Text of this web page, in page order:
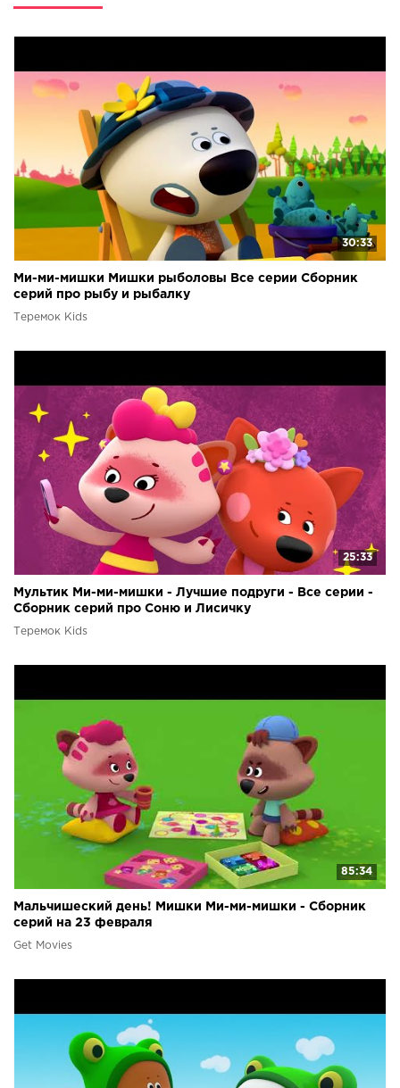
30:33
Ми-ми-мишки Мишки рыболовы Все серии Сборник
серий про рыбу и рыбалку
Теремок Kids
25:33
Мультик Ми-ми-мишки - Лучшие подруги - Все серии -
Сборник серий про Соню и Лисичку
Теремок Kids
85:34
Мальчишеский день! Мишки Ми-ми-мишки - Сборник
серий на 23 февраля
Get Movies